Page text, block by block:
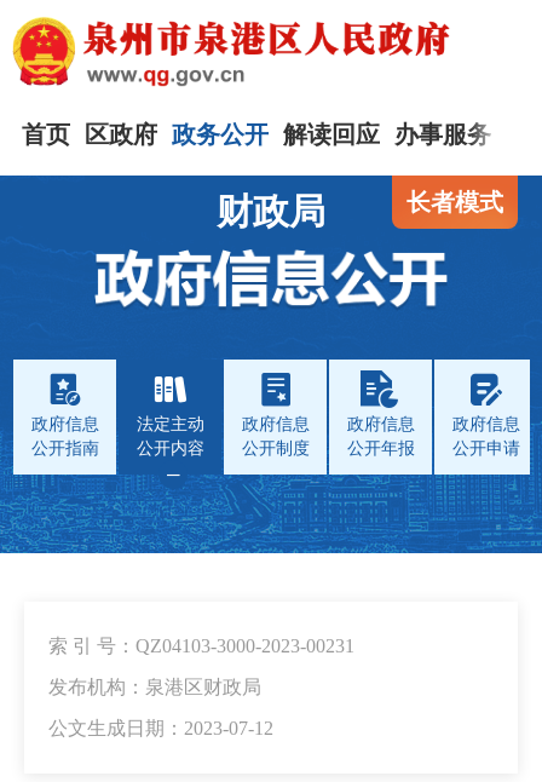
首页 区政府 政务公开 解读回应 办事服务
长者模式
财政局
政府信息
公开指南
法定主动
公开内容
政府信息
公开制度
政府信息
公开年报
政府信息
公开申请
索 引 号：QZ04103-3000-2023-00231
发布机构：泉港区财政局
公文生成日期：2023-07-12